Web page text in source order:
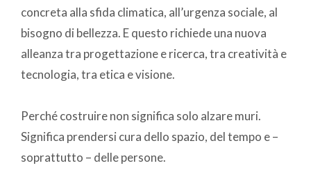
concreta alla sfida climatica, all’urgenza sociale, al
bisogno di bellezza. E questo richiede una nuova
alleanza tra progettazione e ricerca, tra creatività e
tecnologia, tra etica e visione.
Perché costruire non significa solo alzare muri.
Significa prendersi cura dello spazio, del tempo e –
soprattutto – delle persone.